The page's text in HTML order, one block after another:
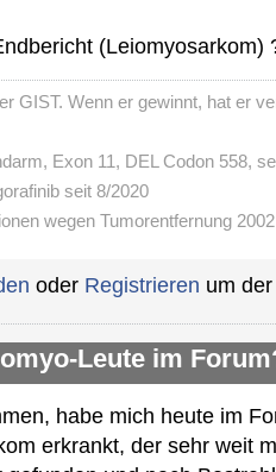
GIST. Wenn er gewinnt, hat er
Exon 11, DEL Codon 558,
seit 8/2020
wegen Tumorentfernung
oder Registrieren um
Leute im
habe mich heute im
erkrankt, der sehr weit